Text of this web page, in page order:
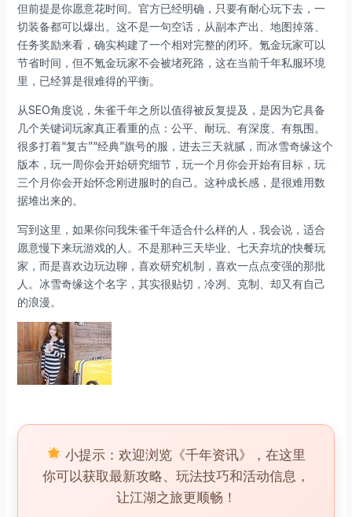
但前提是你愿意花时间。官方已经明确，只要有耐心玩下去，一
切装备都可以爆出。这不是一句空话，从副本产出、地图掉落、
任务奖励来看，确实构建了一个相对完整的闭环。氪金玩家可以
节省时间，但不氪金玩家不会被堵死路，这在当前千年私服环境
里，已经算是很难得的平衡。
从SEO角度说，朱雀千年之所以值得被反复提及，是因为它具备
几个关键词玩家真正看重的点：公平、耐玩、有深度、有氛围。
很多打着“复古”“经典”旗号的服，进去三天就腻，而冰雪奇缘这个
版本，玩一周你会开始研究细节，玩一个月你会开始有目标，玩
三个月你会开始怀念刚进服时的自己。这种成长感，是很难用数
据堆出来的。
写到这里，如果你问我朱雀千年适合什么样的人，我会说，适合
愿意慢下来玩游戏的人。不是那种三天毕业、七天弃坑的快餐玩
家，而是喜欢边玩边聊，喜欢研究机制，喜欢一点点变强的那批
人。冰雪奇缘这个名字，其实很贴切，冷冽、克制、却又有自己
的浪漫。
小提示：欢迎浏览《千年资讯》，在这里
你可以获取最新攻略、玩法技巧和活动信息，
让江湖之旅更顺畅！